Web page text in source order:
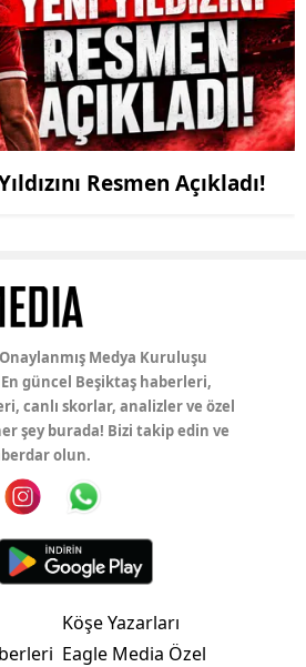
Resmen Açıkladı!
Medya Kuruluşu
güncel Beşiktaş haberleri,
canlı skorlar, analizler ve özel
şey burada! Bizi takip edin ve
olun.
Köşe Yazarları
Eagle Media Özel